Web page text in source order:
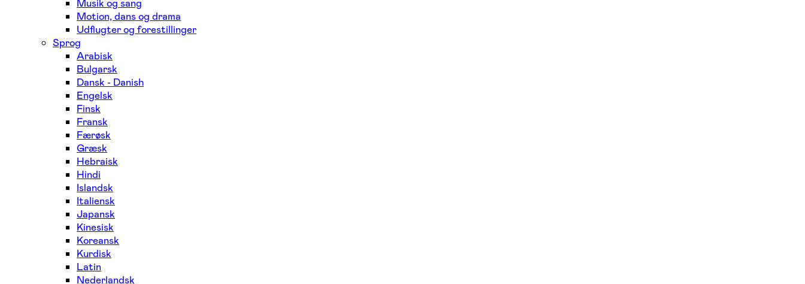
Musik og sang
Motion, dans og drama
Udflugter og forestillinger
Sprog
Arabisk
Bulgarsk
Dansk - Danish
Engelsk
Finsk
Fransk
Færøsk
Græsk
Hebraisk
Hindi
Islandsk
Italiensk
Japansk
Kinesisk
Koreansk
Kurdisk
Latin
Nederlandsk